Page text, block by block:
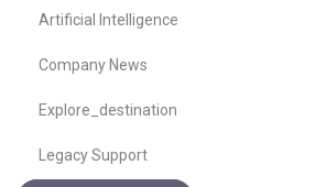
Artificial Intelligence
Company News
Explore_destination
Legacy Support